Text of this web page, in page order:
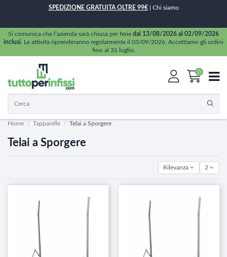
SPEDIZIONE GRATUITA OLTRE 99€| Chi siamo
Si comunica che l’azienda sarà chiusa per ferie dal 13/08/2026 al 02/09/2026
inclusi . Le attività riprenderanno regolarmente il 03/09/2026. Accettiamo gli ordini
fino al 31 luglio.
0
Home Tapparelle Telai a Sporgere
Telai a Sporgere
Rilevanza 2